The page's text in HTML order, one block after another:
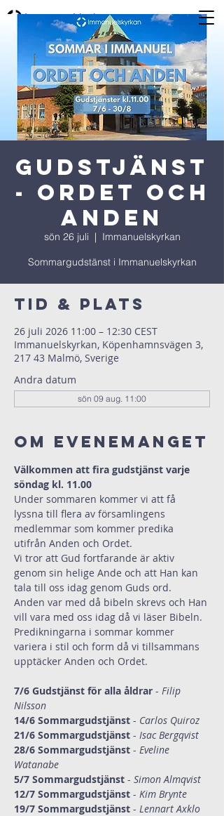
Gudstjänst
- Ordet och
Anden
sön 26 juli
  |
Immanuelskyrkan
Sommargudstänst i Immanuelskyrkan
Tid & Plats
26 juli 2026 11:00 – 12:30 CEST
Immanuelskyrkan, Köpenhamnsvägen 3,
217 43 Malmö, Sverige
Andra datum
sön 09 aug. 11:00
Om evenemanget
Välkommen att fira gudstjänst varje
söndag kl. 11.00
Under sommaren kommer vi att få
lyssna till flera av församlingens
medlemmar som kommer predika
utifrån Anden och Ordet.
Vi tror att Gud fortfarande är aktiv
genom sin helige Ande och att Han kan
tala till oss idag genom Guds ord.
Anden var med då bibeln skrevs och Han
vill vara med oss idag då vi läser Bibeln.
Predikningarna i sommar kommer
variera i stil och form då vi tillsammans
upptäcker Anden och Ordet.
7/6 Gudstjänst för alla åldrar - Filip
Nilsson
14/6 Sommargudstjänst - Carlos Quiroz
21/6 Sommargudstjänst - Isac Bergqvist
28/6 Sommargudstjänst - Eveline
Watanabe
5/7 Sommargudstjänst - Simon Almqvist
12/7 Sommargudstjänst - Kim Brynte
19/7 Sommargudstjänst - Lennart Axklo